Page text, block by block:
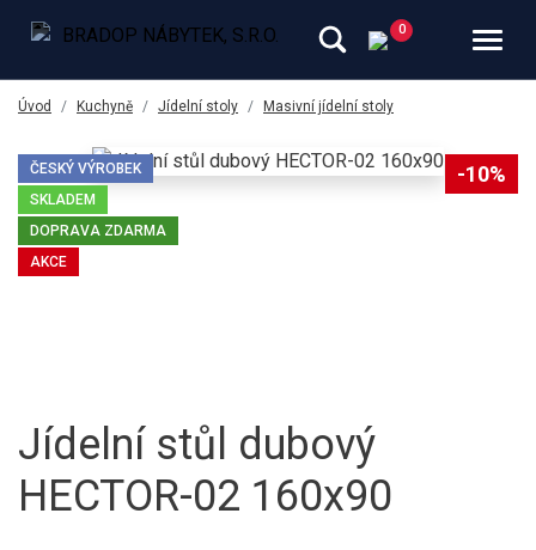
Úvod Kuchyně Jídelní stoly Masivní jídelní stoly
ČESKÝ VÝROBEK
SKLADEM
DOPRAVA ZDARMA
AKCE
-10%
Jídelní stůl dubový
HECTOR-02 160x90